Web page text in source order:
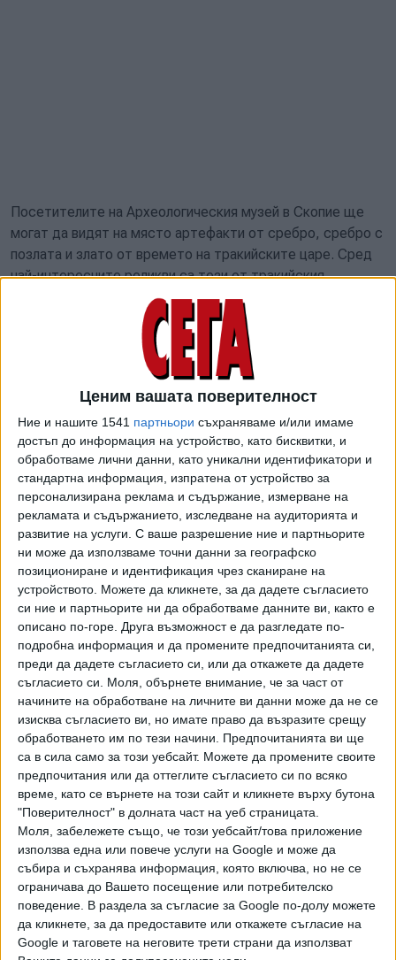
Ценим вашата поверителност
Ние и нашите 1541 партньори съхраняваме и/или имаме
достъп до информация на устройство, като бисквитки, и
обработваме лични данни, като уникални идентификатори и
стандартна информация, изпратена от устройство за
персонализирана реклама и съдържание, измерване на
рекламата и съдържанието, изследване на аудиторията и
развитие на услуги. С ваше разрешение ние и партньорите
ни може да използваме точни данни за географско
позициониране и идентификация чрез сканиране на
устройството. Можете да кликнете, за да дадете съгласието
си ние и партньорите ни да обработваме данните ви, както е
описано по-горе. Друга възможност е да разгледате по-
подробна информация и да промените предпочитанията си,
преди да дадете съгласието си, или да откажете да дадете
съгласието си.
Моля, обърнете внимание, че за част от
начините на обработване на личните ви данни може да не се
изисква съгласието ви, но имате право да възразите срещу
обработването им по тези начини. Предпочитанията ви ще
са в сила само за този уебсайт. Можете да промените своите
предпочитания или да оттеглите съгласието си по всяко
време, като се върнете на този сайт и кликнете върху бутона
"Поверителност" в долната част на уеб страницата.
Моля, забележете също, че този уебсайт/това приложение
използва една или повече услуги на Google и може да
събира и съхранява информация, която включва, но не се
ограничава до Вашето посещение или потребителско
поведение. В раздела за съгласие за Google по-долу можете
да кликнете, за да предоставите или откажете съгласие на
Google и таговете на неговите трети страни да използват
Посетителите на Археологическия музей в Скопие ще
могат да видят на място артефакти от сребро, сребро с
позлата и злато от времето на тракийските царе. Сред
най-интересните реликви са тези от тракийския
некропол край Дуванлии, които днес се намират в
Регионалния археологически музей в Пловдив и в
Националния археологическия музей с институт към БАН
в София; някои от важните експонати, които се
съхраняват в музея в Казанлък; части от Рогозенското
съкровище, съхранявани в Националния исторически
музей и в музея във Враца; съкровищата от Летница и
Луковит, експонирани в НИМ и НАИМ – БАН. Има и
непоказвани досега или почти непознати за широката
публика експонати, открити сравнително наскоро:
например комплектът съдове от благородни метали от
Далакова могила при с. Тополчани, който се съхранява в
Регионалния исторически музей в Сливен, или златната
маска от местността Светицата край град Шипка.
Изложбата се организира от Националния
археологически институт с музей при Българската
академия на науките. Официални гости на откриването
ще бъдат председателите на Народното събрание на
Република България – Росен Желязков и на Република
Северна Македония – Талат Джафери, близо 10
директори на регионални НАИМ доц. д-р Христо Попов и
на Археологическия музей в Скопие д-р Славица
Бабамова.
Министерството на културата има пряко отношение към
този процес на сближаване. През декември миналата
година в МК беше подписано рамково споразумение
между НАИМ-БАН и Археологическия музей на Република
Северна Македония. В него наред с проекта „100 години
Требенище“, изложба по който бе открита миналия
месец в НАИМ, са включени още множество проекти,